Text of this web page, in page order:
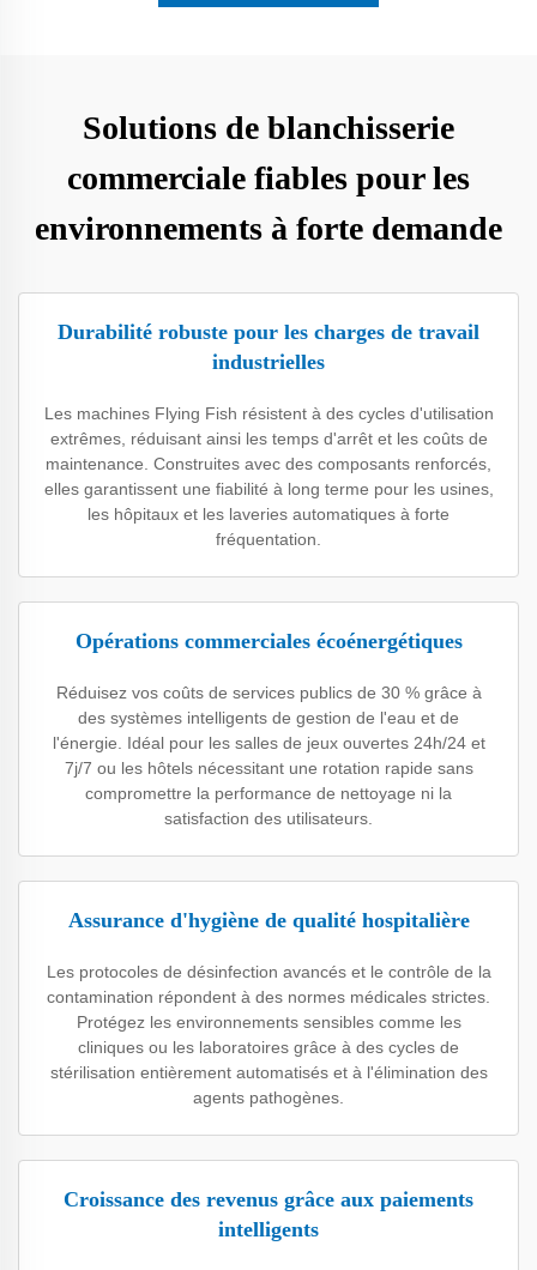
Solutions de blanchisserie
commerciale fiables pour les
environnements à forte demande
Durabilité robuste pour les charges de travail
industrielles
Les machines Flying Fish résistent à des cycles d'utilisation
extrêmes, réduisant ainsi les temps d'arrêt et les coûts de
maintenance. Construites avec des composants renforcés,
elles garantissent une fiabilité à long terme pour les usines,
les hôpitaux et les laveries automatiques à forte
fréquentation.
Opérations commerciales écoénergétiques
Réduisez vos coûts de services publics de 30 % grâce à
des systèmes intelligents de gestion de l'eau et de
l'énergie. Idéal pour les salles de jeux ouvertes 24h/24 et
7j/7 ou les hôtels nécessitant une rotation rapide sans
compromettre la performance de nettoyage ni la
satisfaction des utilisateurs.
Assurance d'hygiène de qualité hospitalière
Les protocoles de désinfection avancés et le contrôle de la
contamination répondent à des normes médicales strictes.
Protégez les environnements sensibles comme les
cliniques ou les laboratoires grâce à des cycles de
stérilisation entièrement automatisés et à l'élimination des
agents pathogènes.
Croissance des revenus grâce aux paiements
intelligents